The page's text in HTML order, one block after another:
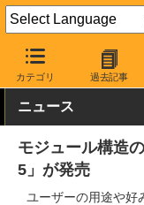
カテゴリ 過去記事
AKIBA PC Hotline! PC
ニュース
モジュール構造
5」が発売
ユーザーの用途や好